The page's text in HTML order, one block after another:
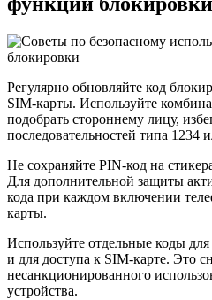
Регулярно обновляйте код
SIM-карты. Используйте
подобрать стороннему лицу,
последовательностей типа 1234
Не сохраняйте PIN-код на
Для дополнительной защиты
кода при каждом включении
карты.
Используйте отдельные коды
и для доступа к SIM-карте. Это
несанкционированного
устройства.